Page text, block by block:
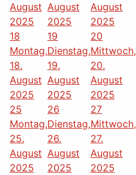
August
2025
August
2025
August
2025
18
Montag,
18.
August
2025
19
Dienstag,
19.
August
2025
20
Mittwoch,
20.
August
2025
25
Montag,
25.
August
2025
26
Dienstag,
26.
August
2025
27
Mittwoch,
27.
August
2025